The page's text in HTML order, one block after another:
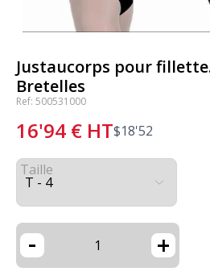
Justaucorps pour
Bretelles
Ref: 500531000
16'94 € HT$18'52
Taille
- +